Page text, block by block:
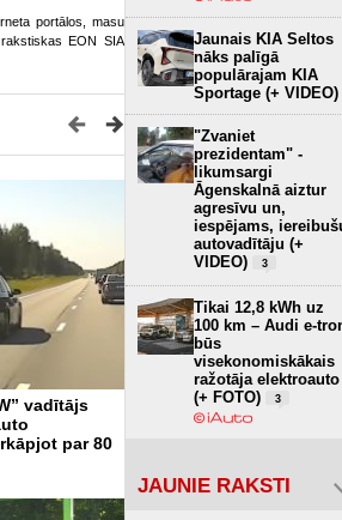
portālos, masu
EON SIA
vadītājs
par 80
Rīgas remontu jaunā
kļūdu skaits uz vienu
Jaunais KIA Seltos
nāks palīgā
populārajam KIA
Sportage (+ VIDEO)
"Zvaniet
prezidentam" -
likumsargi
Āgenskalnā aiztur
agresīvu un,
iespējams,
autovadītāju (+
VIDEO)
3
Tikai 12,8 kWh uz
100 km – Audi e-
būs
visekonomiskākais
ražotāja elektroauto
(+ FOTO)
3
JAUNIE RAKSTI